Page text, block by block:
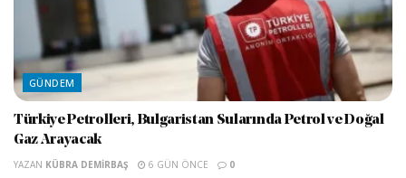
GÜNDEM
Türkiye Petrolleri, Bulgaristan Sularında Petrol ve Doğal
Gaz Arayacak
YAZAN KÜBRA DEMIRBAŞ 6 GÜN ÖNCE 0